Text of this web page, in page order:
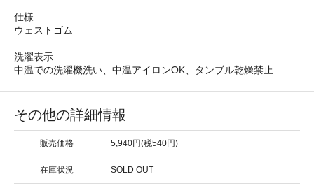
仕様
ウェストゴム
洗濯表示
中温での洗濯機洗い、中温アイロンOK、タンブル乾燥禁止
その他の詳細情報
販売価格 5,940円(税540円)
在庫状況 SOLD OUT